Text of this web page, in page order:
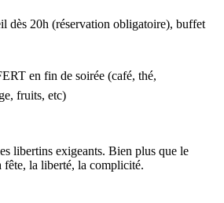
dès 20h (réservation obligatoire), buffet
en fin de soirée (café, thé,
fruits, etc)
libertins exigeants. Bien plus que le
la liberté, la complicité.